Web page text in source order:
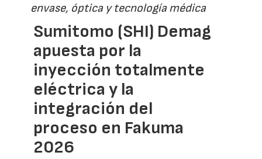
envase, óptica y tecnología médica
Sumitomo (SHI) Demag
apuesta por la
inyección totalmente
eléctrica y la
integración del
proceso en Fakuma
2026